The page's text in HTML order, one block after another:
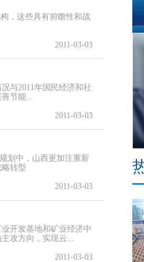
，这些具有前瞻性和战
2011-03-03
与2011年国民经济和社
节能...
2011-03-03
划中，山西更加注重新
转型
2011-03-03
开发基地和矿业经济中
攻方向，实现云...
2011-03-03